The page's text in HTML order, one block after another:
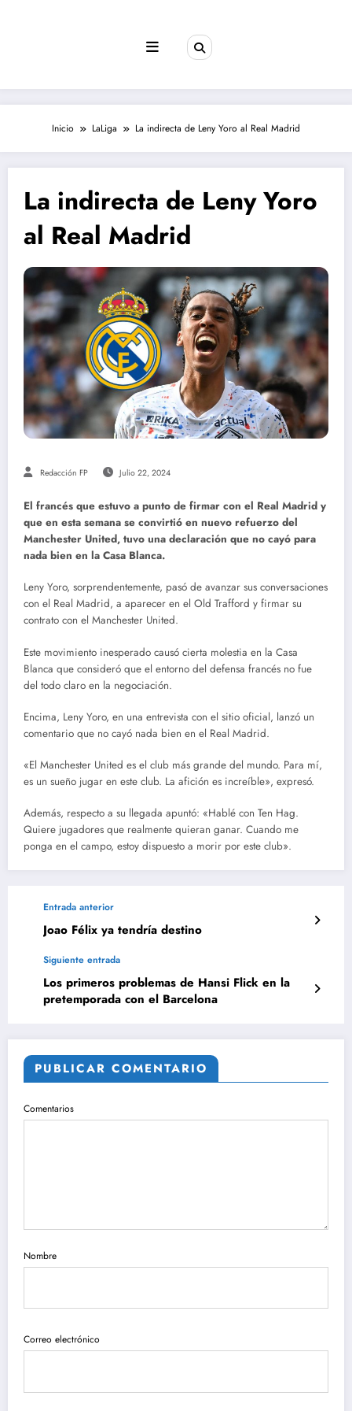
Inicio LaLiga La indirecta de Leny Yoro al Real Madrid
La indirecta de Leny Yoro
al Real Madrid
Redacción FP Julio 22, 2024
El francés que estuvo a punto de firmar con el Real Madrid y
que en esta semana se convirtió en nuevo refuerzo del
Manchester United, tuvo una declaración que no cayó para
nada bien en la Casa Blanca.
Leny Yoro, sorprendentemente, pasó de avanzar sus conversaciones
con el Real Madrid, a aparecer en el Old Trafford y firmar su
contrato con el Manchester United.
Este movimiento inesperado causó cierta molestia en la Casa
Blanca que consideró que el entorno del defensa francés no fue
del todo claro en la negociación.
Encima, Leny Yoro, en una entrevista con el sitio oficial, lanzó un
comentario que no cayó nada bien en el Real Madrid.
«El Manchester United es el club más grande del mundo. Para mí,
es un sueño jugar en este club. La afición es increíble», expresó.
Además, respecto a su llegada apuntó: «Hablé con Ten Hag.
Quiere jugadores que realmente quieran ganar. Cuando me
ponga en el campo, estoy dispuesto a morir por este club».
Entrada anterior
Joao Félix ya tendría destino
Siguiente entrada
Los primeros problemas de Hansi Flick en la
pretemporada con el Barcelona
PUBLICAR COMENTARIO
Comentarios
Nombre
Correo electrónico